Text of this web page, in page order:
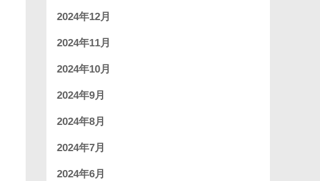
2024年12月
2024年11月
2024年10月
2024年9月
2024年8月
2024年7月
2024年6月